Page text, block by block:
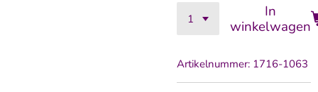
In
winkelwagen
Artikelnummer: 1716-1063